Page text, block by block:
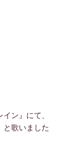
ン』にて、
と歌いました